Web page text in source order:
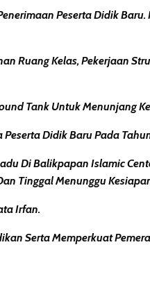
Peserta Didik
Ruang Kelas, Pekerjaan
Tank Untuk Menunjang
Didik Baru Pada
Di Balikpapan Islamic
Tinggal Menunggu
Irfan.
Serta Memperkuat